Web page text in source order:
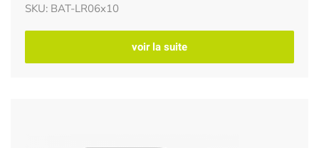
SKU: BAT-LR06x10
voir la suite